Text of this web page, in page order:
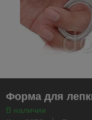
Форма для
В наличии